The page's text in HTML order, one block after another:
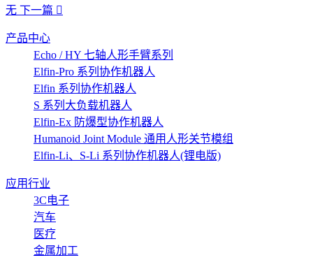
无 下一篇
产品中心
Echo / HY 七轴人形手臂系列
Elfin-Pro 系列协作机器人
Elfin 系列协作机器人
S 系列大负载机器人
Elfin-Ex 防爆型协作机器人
Humanoid Joint Module 通用人形关节模组
Elfin-Li、S-Li 系列协作机器人(锂电版)
应用行业
3C电子
汽车
医疗
金属加工